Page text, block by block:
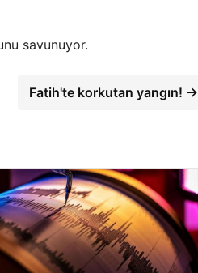
savunuyor.
Fatih'te korkutan yangın! →